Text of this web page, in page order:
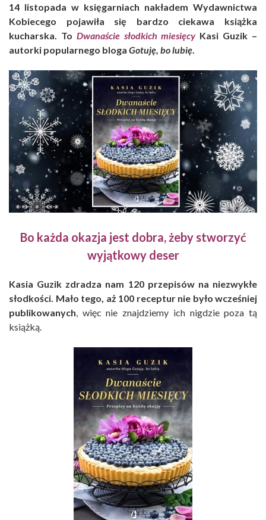
14 listopada w księgarniach nakładem Wydawnictwa
Kobiecego pojawiła się bardzo ciekawa książka
kucharska. To Dwanaście słodkich miesięcyKasi Guzik –
autorki popularnego bloga Gotuję, bo lubię.
Bo każda okazja jest dobra, żeby stworzyć
wyjątkowy deser
Kasia Guzik zdradza nam 120 przepisów na niezwykłe
słodkości. Mało tego, aż 100 receptur nie było wcześniej
publikowanych, więc nie znajdziemy ich nigdzie poza tą
książką.